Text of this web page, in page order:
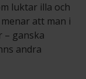
luktar illa och
att man i
– ganska
andra